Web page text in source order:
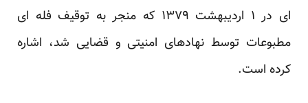
ای در ۱ اردیبهشت ۱۳۷۹ که منجر به توقیف فله ای
مطبوعات توسط نهادهای امنیتی و قضایی شد، اشاره
کرده است.